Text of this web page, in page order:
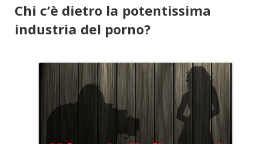
Chi c’è dietro la potentissima
industria del porno?